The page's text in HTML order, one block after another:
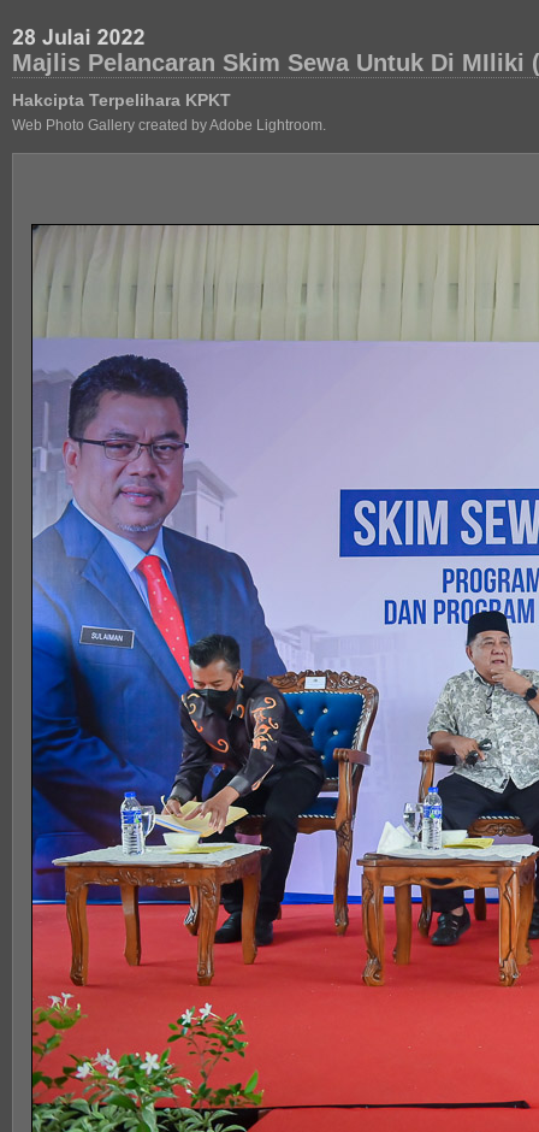
Majlis Pelancaran Skim Sewa Untuk Di MIliki
Hakcipta Terpelihara KPKT
Web Photo Gallery created by Adobe Lightroom.